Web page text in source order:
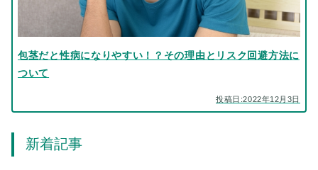
包茎だと性病になりやすい！？その理由とリスク回避方法に
ついて
投稿日:2022年12月3日
新着記事